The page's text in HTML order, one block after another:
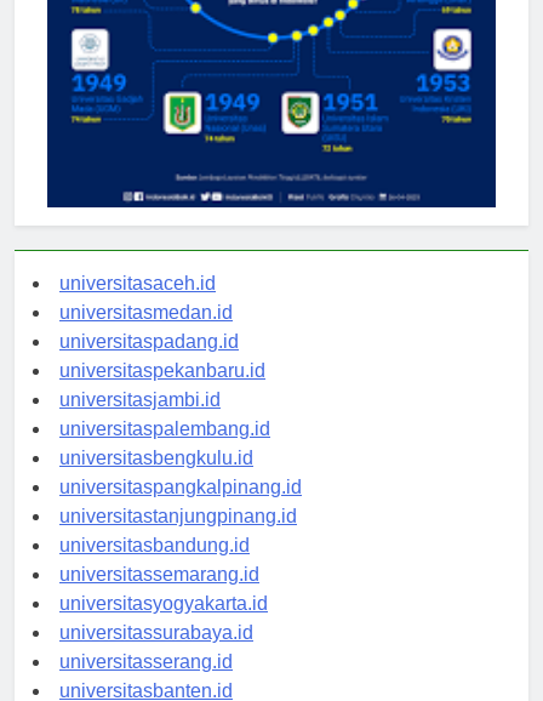
universitasaceh.id
universitasmedan.id
universitaspadang.id
universitaspekanbaru.id
universitasjambi.id
universitaspalembang.id
universitasbengkulu.id
universitaspangkalpinang.id
universitastanjungpinang.id
universitasbandung.id
universitassemarang.id
universitasyogyakarta.id
universitassurabaya.id
universitasserang.id